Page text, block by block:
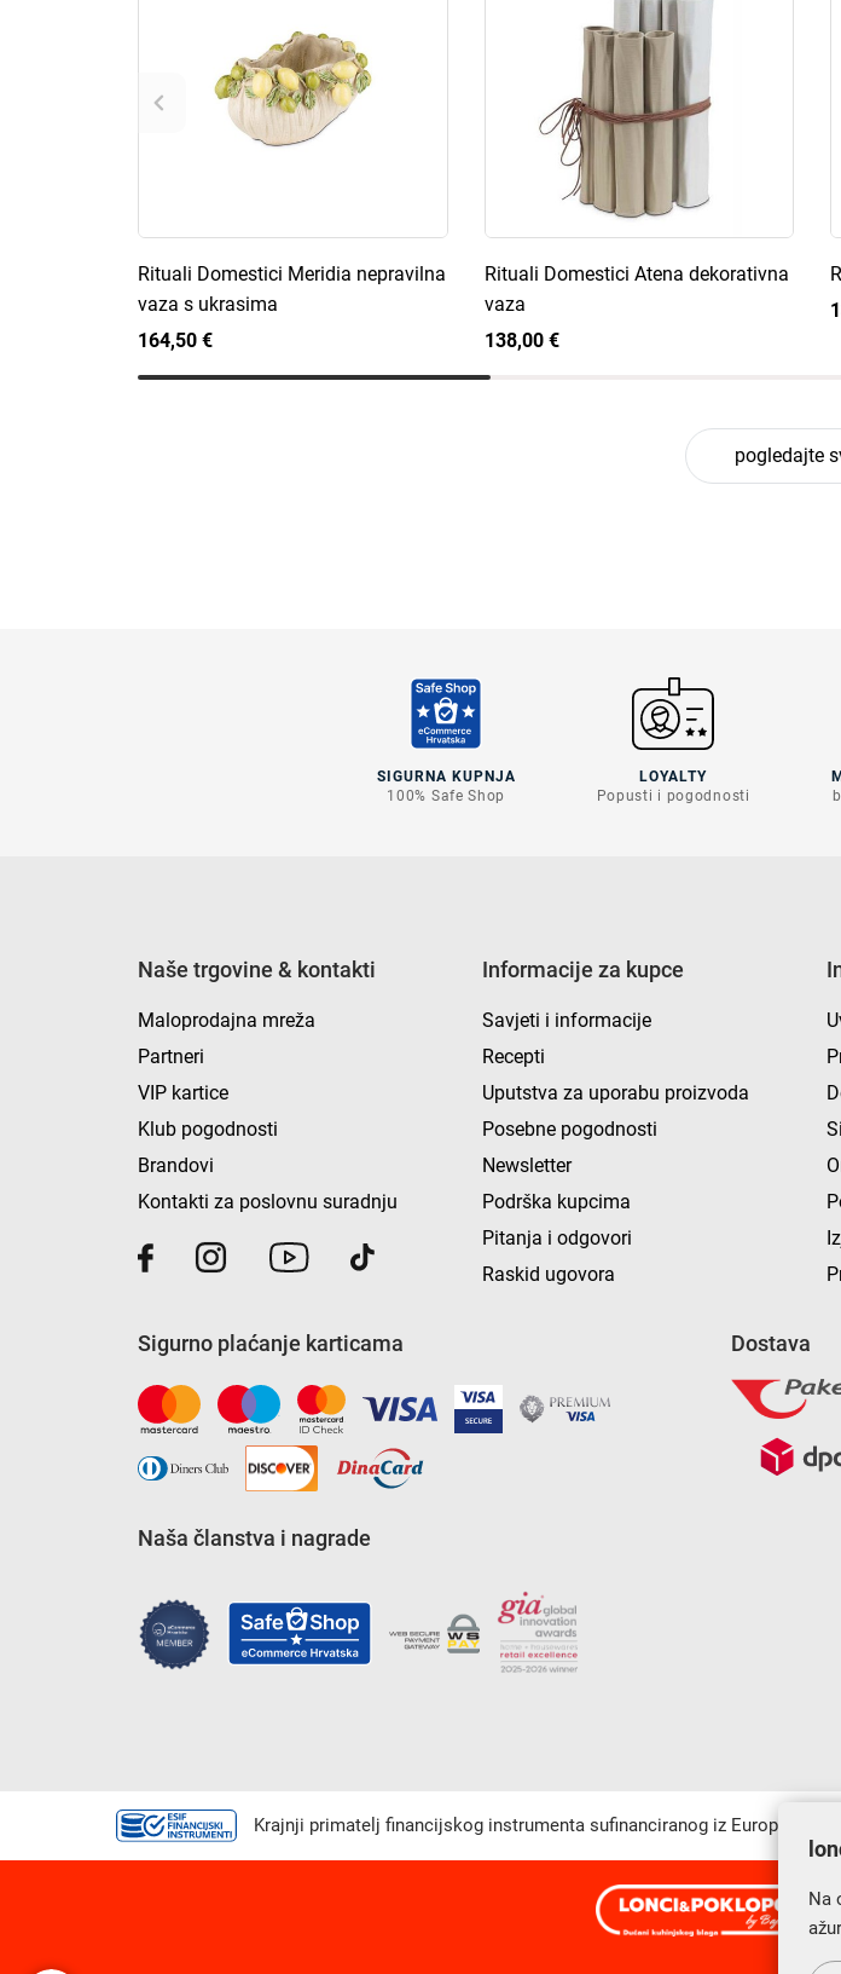
Rituali Domestici Meridia nepravilna
vaza s ukrasima
164,50 €
Rituali Domestici Atena dekorativna
vaza
138,00 €
pogledajte
SIGURNA KUPNJA
100% Safe Shop
LOYALTY
Popusti i pogodnosti
Naše trgovine & kontakti
Maloprodajna mreža
Partneri
VIP kartice
Klub pogodnosti
Brandovi
Kontakti za poslovnu suradnju
Informacije za kupce
Savjeti i informacije
Recepti
Uputstva za uporabu proizvoda
Posebne pogodnosti
Newsletter
Podrška kupcima
Pitanja i odgovori
Raskid ugovora
Sigurno plaćanje karticama
Naša članstva i nagrade
Dostava
Krajnji primatelj financijskog instrumenta sufinanciranog iz Europskog
s
Na